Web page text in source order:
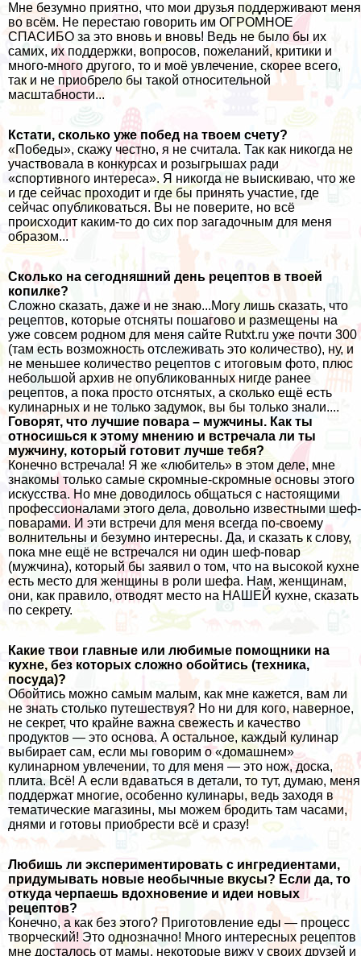
Мне безумно приятно, что мои друзья поддерживают меня
во всём. Не перестаю говорить им ОГРОМНОЕ
СПАСИБО за это вновь и вновь! Ведь не было бы их
самих, их поддержки, вопросов, пожеланий, критики и
много-много другого, то и моё увлечение, скорее всего,
так и не приобрело бы такой относительной
масштабности...
Кстати, сколько уже побед на твоем счету?
«Победы», скажу честно, я не считала. Так как никогда не
участвовала в конкурсах и розыгрышах ради
«спортивного интереса». Я никогда не выискиваю, что же
и где сейчас проходит и где бы принять участие, где
сейчас опубликоваться. Вы не поверите, но всё
происходит каким-то до сих пор загадочным для меня
образом...
Сколько на сегодняшний день рецептов в твоей
копилке?
Сложно сказать, даже и не знаю...Могу лишь сказать, что
рецептов, которые отсняты пошагово и размещены на
уже совсем родном для меня сайте Rutxt.ru уже почти 300
(там есть возможность отслеживать это количество), ну, и
не меньшее количество рецептов с итоговым фото, плюс
небольшой архив не опубликованных нигде ранее
рецептов, а пока просто отснятых, а сколько ещё есть
кулинарных и не только задумок, вы бы только знали....
Говорят, что лучшие повара – мужчины. Как ты
относишься к этому мнению и встречала ли ты
мужчину, который готовит лучше тебя?
Конечно встречала! Я же «любитель» в этом деле, мне
знакомы только самые скромные-скромные основы этого
искусства. Но мне доводилось общаться с настоящими
профессионалами этого дела, довольно известными шеф-
поварами. И эти встречи для меня всегда по-своему
волнительны и безумно интересны. Да, и сказать к слову,
пока мне ещё не встречался ни один шеф-повар
(мужчина), который бы заявил о том, что на высокой кухне
есть место для женщины в роли шефа. Нам, женщинам,
они, как правило, отводят место на НАШЕЙ кухне, сказать
по секрету.
Какие твои главные или любимые помощники на
кухне, без которых сложно обойтись (техника,
посуда)?
Обойтись можно самым малым, как мне кажется, вам ли
не знать столько путешествуя? Но ни для кого, наверное,
не секрет, что крайне важна свежесть и качество
продуктов — это основа. А остальное, каждый кулинар
выбирает сам, если мы говорим о «домашнем»
кулинарном увлечении, то для меня — это нож, доска,
плита. Всё! А если вдаваться в детали, то тут, думаю, меня
поддержат многие, особенно кулинары, ведь заходя в
тематические магазины, мы можем бродить там часами,
днями и готовы приобрести всё и сразу!
Любишь ли экспериментировать с ингредиентами,
придумывать новые необычные вкусы? Если да, то
откуда черпаешь вдохновение и идеи новых
рецептов?
Конечно, а как без этого? Приготовление еды — процесс
творческий! Это однозначно! Много интересных рецептов
мне досталось от мамы, некоторые вижу у своих друзей и